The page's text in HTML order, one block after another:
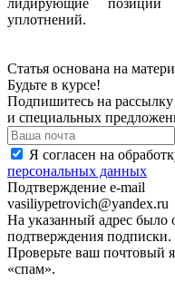
лидирующие позиции
уплотнений.
Статья основана на
Будьте в курсе!
Подпишитесь на
и специальных
Я согласен на
персональных данных
Подтверждение e-mail
vasiliypetrovich@yandex.ru
На указанный адрес было
подтверждения подписки.
Проверьте ваш почтовый
«спам».